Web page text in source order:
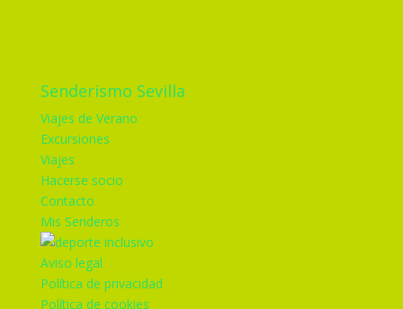
Senderismo Sevilla
Viajes de Verano
Excursiones
Viajes
Hacerse socio
Contacto
Mis Senderos
Aviso legal
Política de privacidad
Política de cookies